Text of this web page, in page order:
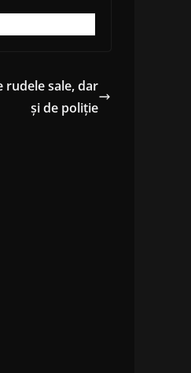
rudele sale, dar
și de poliție